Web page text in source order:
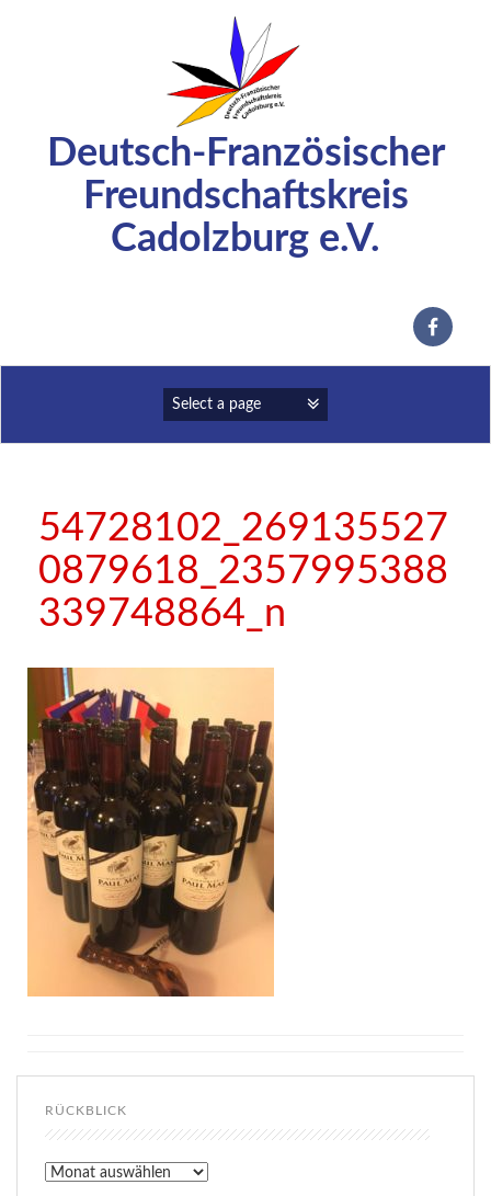
Deutsch-Französischer
Freundschaftskreis
Cadolzburg e.V.
54728102_269135527
0879618_2357995388
339748864_n
RÜCKBLICK
Rückblick